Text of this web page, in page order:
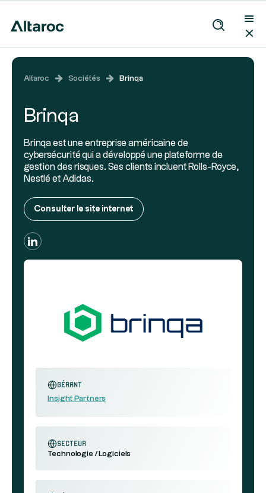
Altaroc Sociétés Brinqa
Gérant
Insight Partners
secteur
Technologie / Logiciels
Brinqa
Brinqa est une entreprise américaine de
cybersécurité qui a développé une plateforme de
gestion des risques. Ses clients incluent Rolls-Royce,
Nestlé et Adidas.
Consulter le site internet